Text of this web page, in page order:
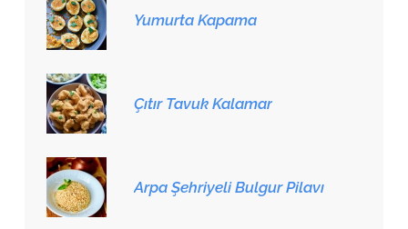
Yumurta Kapama
Çıtır Tavuk Kalamar
Arpa Şehriyeli Bulgur Pilavı